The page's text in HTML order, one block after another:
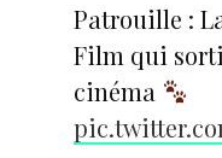
Patrouille :
Film qui
cinéma